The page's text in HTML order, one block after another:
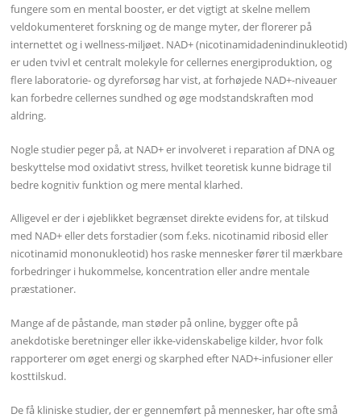
fungere som en mental booster, er det vigtigt at skelne mellem
veldokumenteret forskning og de mange myter, der florerer på
internettet og i wellness-miljøet. NAD+ (nicotinamidadenindinukleotid)
er uden tvivl et centralt molekyle for cellernes energiproduktion, og
flere laboratorie- og dyreforsøg har vist, at forhøjede NAD+-niveauer
kan forbedre cellernes sundhed og øge modstandskraften mod
aldring.
Nogle studier peger på, at NAD+ er involveret i reparation af DNA og
beskyttelse mod oxidativt stress, hvilket teoretisk kunne bidrage til
bedre kognitiv funktion og mere mental klarhed.
Alligevel er der i øjeblikket begrænset direkte evidens for, at tilskud
med NAD+ eller dets forstadier (som f.eks. nicotinamid ribosid eller
nicotinamid mononukleotid) hos raske mennesker fører til mærkbare
forbedringer i hukommelse, koncentration eller andre mentale
præstationer.
Mange af de påstande, man støder på online, bygger ofte på
anekdotiske beretninger eller ikke-videnskabelige kilder, hvor folk
rapporterer om øget energi og skarphed efter NAD+-infusioner eller
kosttilskud.
De få kliniske studier, der er gennemført på mennesker, har ofte små